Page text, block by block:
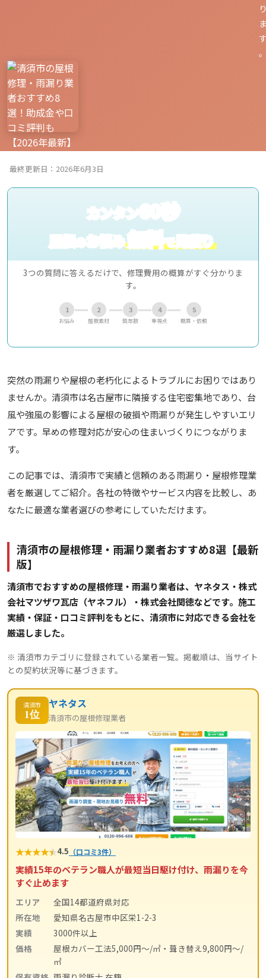
最終更新日：2026年6月3日
カンタン60秒
屋根のお悩み無料で見積り
3つの質問に答えるだけで、修理費用の概算がすぐ分かりま
す。
1
お悩み
2
屋根素材
3
築年数
4
重視点
5
概算・依頼
突然の雨漏りや屋根の老朽化によるトラブルにお困りではあり
ませんか。清須市は名古屋市に隣接する住宅密集地であり、台
風や強風の影響による屋根の破損や雨漏りが発生しやすいエリ
アです。早めの修理対応が安心の住まいづくりにつながりま
す。
この記事では、清須市で実績と信頼のある雨漏り・屋根修理業
者を厳選してご紹介。各社の特徴やサービス内容を比較し、あ
なたに最適な業者選びの参考にしていただけます。
清須市の屋根修理・雨漏り業者おすすめ8選【最新
版】
清須市でおすすめの屋根修理・雨漏り業者は、ヤネタス・株式
会社マツザワ瓦店（ヤネフル）・株式会社関徳などです。施工
実績・保証・口コミ評判をもとに、清須市に対応できる会社を
厳選しました。
※ 清須市カテゴリに登録されている業者一覧。掲載順は、当サイト
との契約状況等に基づきます。
清須市
1位
ヤネタス
清須市の屋根修理業者
★★★★★4.5 （口コミ3件）
実績15年のベテラン職人が最短当日駆け付け、雨漏りを今
すぐ止めます
エリア
全国14都道府県対応
所在地
愛知県名古屋市中区栄1-2-3
実績
3000件以上
価格
屋根カバー工法5,000円〜/㎡・葺き替え9,800円〜/
㎡